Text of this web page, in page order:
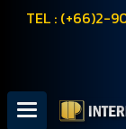
TEL : (+66)2-